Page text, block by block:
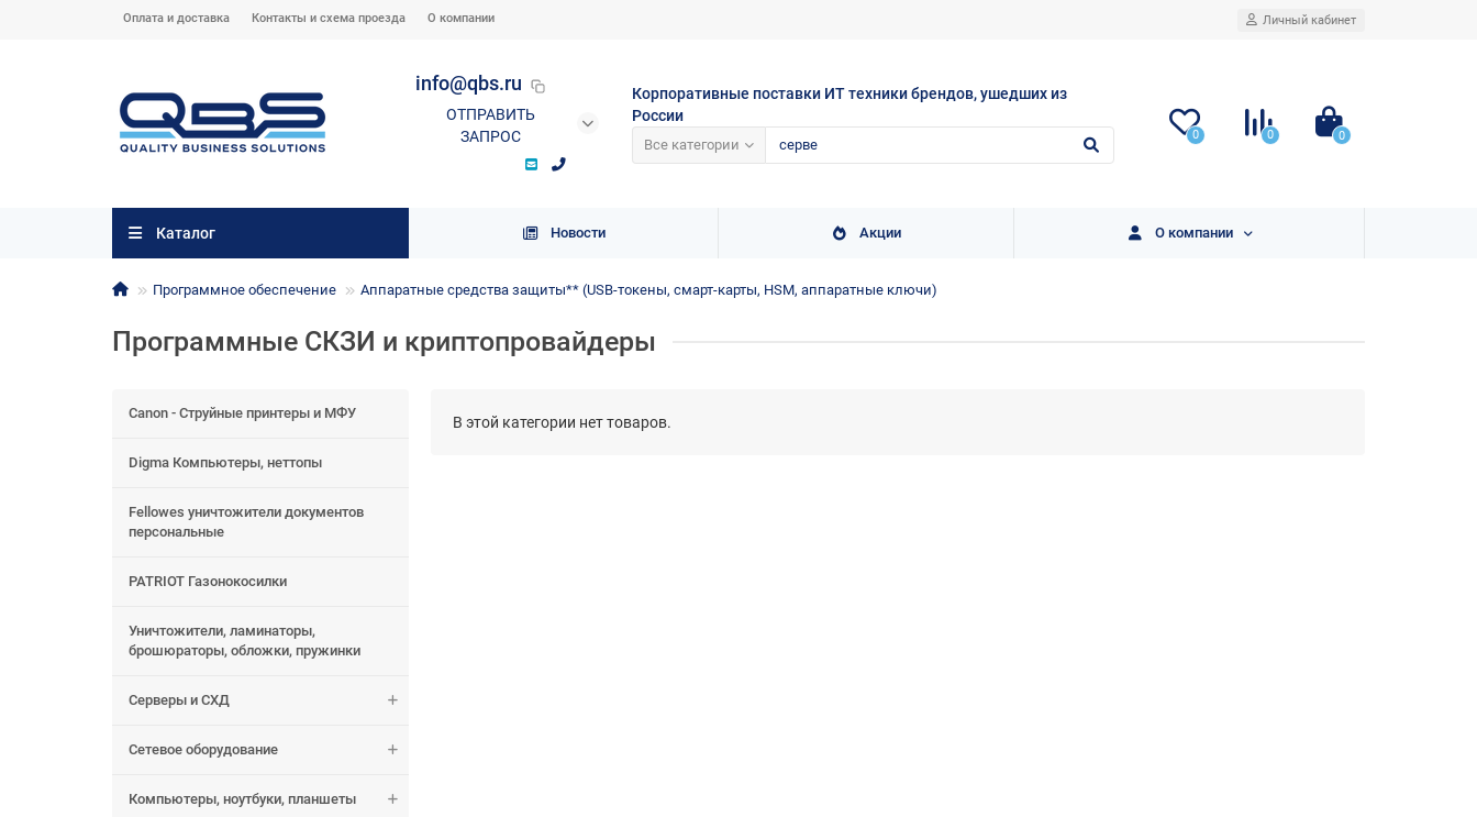
Оплата и доставка Контакты и схема проезда О компании Личный кабинет
Корпоративные поставки ИТ техники брендов, ушедших из
России
Все категории
info@qbs.ru
ОТПРАВИТЬ
ЗАПРОС
0 0 0
Каталог Новости Акции О компании
Программное обеспечение Аппаратные средства защиты** (USB-токены, смарт-карты, HSM, аппаратные ключи)
Программные СКЗИ и криптопровайдеры
Canon - Струйные принтеры и МФУ
Digma Компьютеры, неттопы
Fellowes уничтожители документов
персональные
PATRIOT Газонокосилки
Уничтожители, ламинаторы,
брошюраторы, обложки, пружинки
Серверы и СХД
Сетевое оборудование
Компьютеры, ноутбуки, планшеты
В этой категории нет товаров.